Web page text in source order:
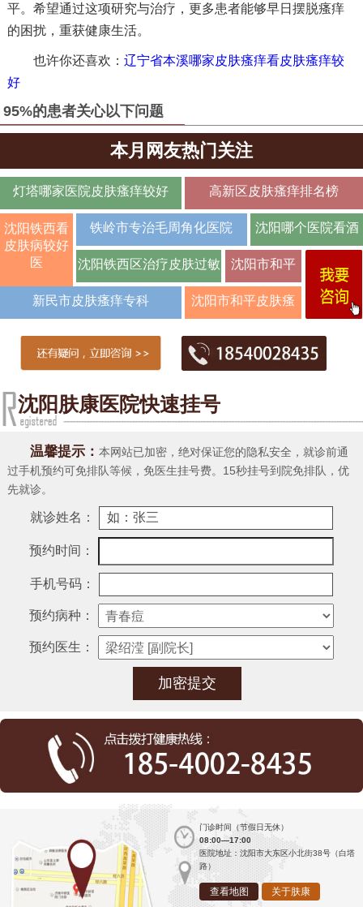
平。希望通过这项研究与治疗，更多患者能够早日摆脱瘙痒
的困扰，重获健康生活。
也许你还喜欢： 辽宁省本溪哪家皮肤瘙痒看皮肤瘙痒较
好
95%的患者关心以下问题
本月网友热门关注
灯塔哪家医院皮肤瘙痒较好 高新区皮肤瘙痒排名榜
沈阳铁西看
皮肤病较好
医
铁岭市专治毛周角化医院 沈阳哪个医院看酒
糟鼻效
沈阳铁西区治疗皮肤过敏 沈阳市和平
皮肤瘙痒名
医
新民市皮肤瘙痒专科 沈阳市和平皮肤瘙
沈阳肤康医院快速挂号
温馨提示： 本网站已加密，绝对保证您的隐私安全，就诊前通
过手机预约可免排队等候，免医生挂号费。15秒挂号到院免排队，优
先就诊。
就诊姓名：
预约时间：
手机号码：
预约病种：
预约医生：
门诊时间（节假日无休）
08:00—17:00
医院地址：沈阳市大东区小北街38号（白塔
路）
查看地图 关于肤康